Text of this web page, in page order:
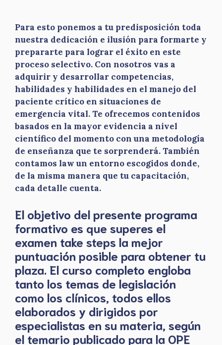
Para esto ponemos a tu predisposición toda
nuestra dedicación e ilusión para formarte y
prepararte para lograr el éxito en este
proceso selectivo. Con nosotros vas a
adquirir y desarrollar competencias,
habilidades y habilidades en el manejo del
paciente crítico en situaciones de
emergencia vital. Te ofrecemos contenidos
basados en la mayor evidencia a nivel
científico del momento con una metodología
de enseñanza que te sorprenderá. También
contamos law un entorno escogidos donde,
de la misma manera que tu capacitación,
cada detalle cuenta.
El objetivo del presente programa
formativo es que superes el
examen take steps la mejor
puntuación posible para obtener tu
plaza. El curso completo engloba
tanto los temas de legislación
como los clínicos, todos ellos
elaborados y dirigidos por
especialistas en su materia, según
el temario publicado para la OPE